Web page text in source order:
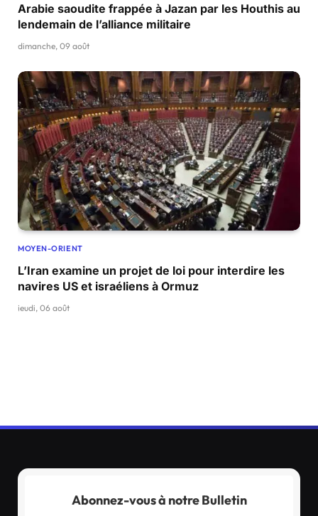
Arabie saoudite frappée à Jazan par les Houthis au
lendemain de l’alliance militaire
dimanche, 09 août
MOYEN-ORIENT
L’Iran examine un projet de loi pour interdire les
navires US et israéliens à Ormuz
jeudi, 06 août
Abonnez-vous à notre Bulletin